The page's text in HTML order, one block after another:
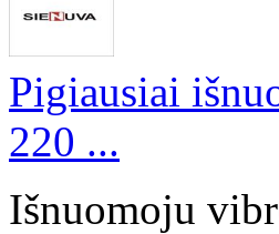
Pigiausiai
220 ...
Išnuomoju